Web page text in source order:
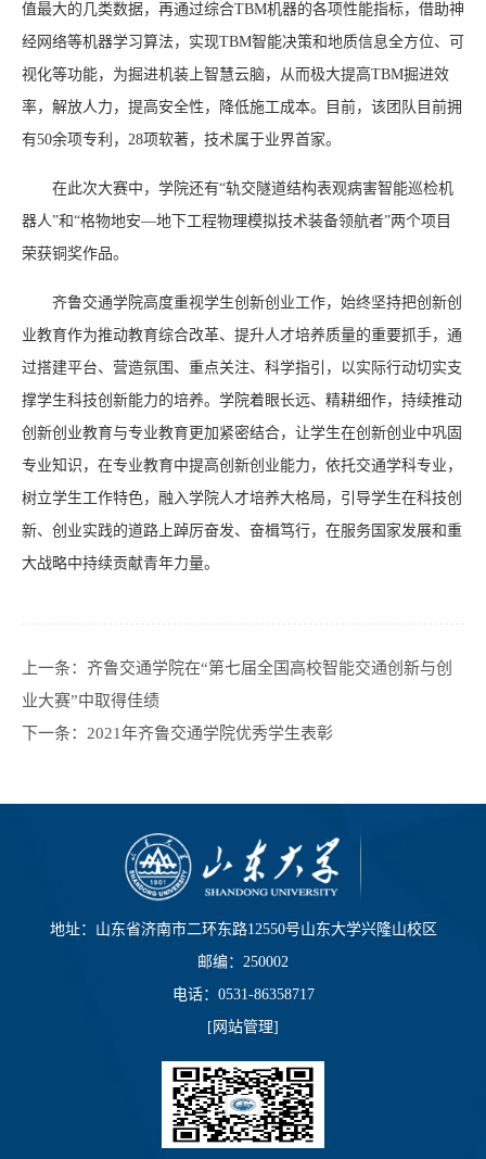
值最大的几类数据，再通过综合TBM机器的各项性能指标，借助神
经网络等机器学习算法，实现TBM智能决策和地质信息全方位、可
视化等功能，为掘进机装上智慧云脑，从而极大提高TBM掘进效
率，解放人力，提高安全性，降低施工成本。目前，该团队目前拥
有50余项专利，28项软著，技术属于业界首家。
在此次大赛中，学院还有“轨交隧道结构表观病害智能巡检机
器人”和“格物地安—地下工程物理模拟技术装备领航者”两个项目
荣获铜奖作品。
齐鲁交通学院高度重视学生创新创业工作，始终坚持把创新创
业教育作为推动教育综合改革、提升人才培养质量的重要抓手，通
过搭建平台、营造氛围、重点关注、科学指引，以实际行动切实支
撑学生科技创新能力的培养。学院着眼长远、精耕细作，持续推动
创新创业教育与专业教育更加紧密结合，让学生在创新创业中巩固
专业知识，在专业教育中提高创新创业能力，依托交通学科专业，
树立学生工作特色，融入学院人才培养大格局，引导学生在科技创
新、创业实践的道路上踔厉奋发、奋楫笃行，在服务国家发展和重
大战略中持续贡献青年力量。
上一条： 齐鲁交通学院在“第七届全国高校智能交通创新与创
业大赛”中取得佳绩
下一条： 2021年齐鲁交通学院优秀学生表彰
地址：山东省济南市二环东路12550号山东大学兴隆山校区
邮编：250002
电话：0531-86358717
[ 网站管理]